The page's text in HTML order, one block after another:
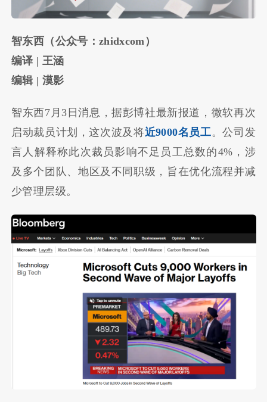
智东西（公众号：zhidxcom）
编译 | 王涵
编辑 | 漠影
智东西7月3日消息，据彭博社最新报道，微软再次
启动裁员计划，这次波及将近9000名员工。公司发
言人解释称此次裁员影响不足员工总数的4%，涉
及多个团队、地区及不同职级，旨在优化流程并减
少管理层级。